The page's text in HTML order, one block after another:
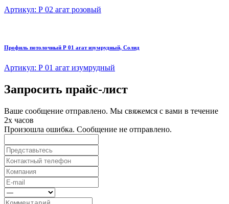
Артикул: Р 02 агат розовый
Профиль потолочный Р 01 агат изумрудный, Солид
Артикул: Р 01 агат изумрудный
Запросить прайс-лист
Ваше сообщение отправлено. Мы свяжемся с вами в течение
2х часов
Произошла ошибка. Сообщение не отправлено.